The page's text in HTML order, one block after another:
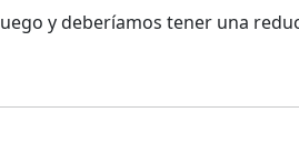
y deberíamos tener una